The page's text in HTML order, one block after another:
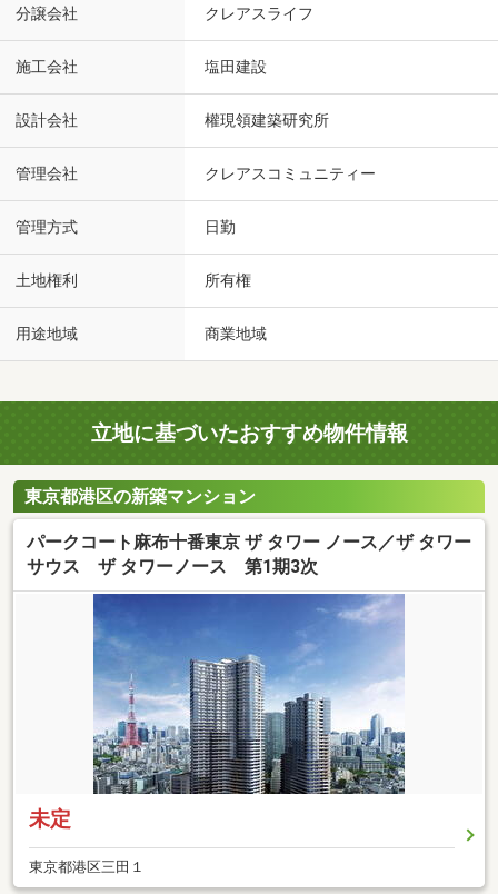
分譲会社 クレアスライフ
施工会社 塩田建設
設計会社 權現領建築研究所
管理会社 クレアスコミュニティー
管理方式 日勤
土地権利 所有権
用途地域 商業地域
立地に基づいたおすすめ物件情報
東京都港区の新築マンション
パークコート麻布十番東京 ザ タワー ノース／ザ タワー
サウス ザ タワーノース 第1期3次
未定
東京都港区三田１